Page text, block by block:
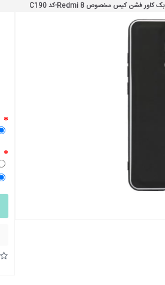
بک کاور فشن کیس مخصوص Redmi 8-کد C190